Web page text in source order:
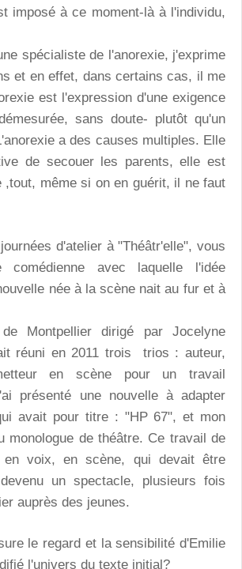
imposé à ce moment-là à l'individu,
spécialiste de l'anorexie, j'exprime
et en effet, dans certains cas, il me
est l'expression d'une exigence
sans doute- plutôt qu'un
a des causes multiples. Elle
de secouer les parents, elle est
,tout, même si on en guérit, il ne faut
d'atelier à "Théâtr'elle", vous
comédienne avec laquelle l'idée
née à la scène nait au fur et à
Montpellier dirigé par Jocelyne
réuni en 2011 trois trios : auteur,
en scène pour un travail
présenté une nouvelle à adapter
avait pour titre : "HP 67", et mon
monologue de théâtre. Ce travail de
voix, en scène, qui devait être
un spectacle, plusieurs fois
auprès des jeunes.
le regard et la sensibilité d'Emilie
l'univers du texte initial?